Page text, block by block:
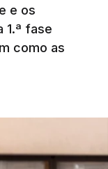
e os
1.ª fase
como as